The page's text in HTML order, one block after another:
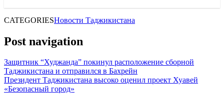
CATEGORIESНовости Таджикистана
Post navigation
Защитник “Худжанда” покинул расположение сборной
Таджикистана и отправился в Бахрейн
Президент Таджикистана высоко оценил проект Хуавей
«Безопасный город»